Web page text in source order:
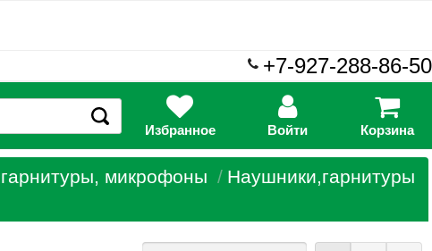
+7-927-288-86-50
Избранное Войти Корзина
микрофоны
Наушники,гарнитуры